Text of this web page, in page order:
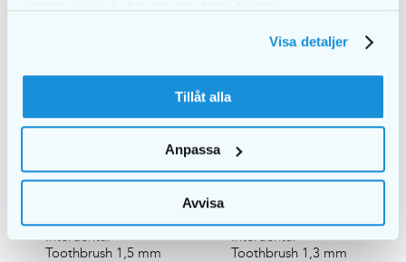
Visa detaljer
Tillåt alla
Anpassa
Avvisa
EKULF pH
Interdental
Toothbrush 1,5 mm
EKULF pH
Interdental
Toothbrush 1,3 mm